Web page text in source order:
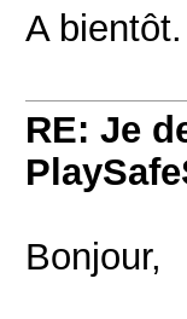
A bientôt.
RE: Je
Bonjour,